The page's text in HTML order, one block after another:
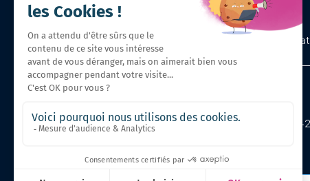
Création de site internet,
Copyright © 2020-